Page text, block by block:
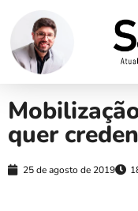
quer
25 de agosto de 2019